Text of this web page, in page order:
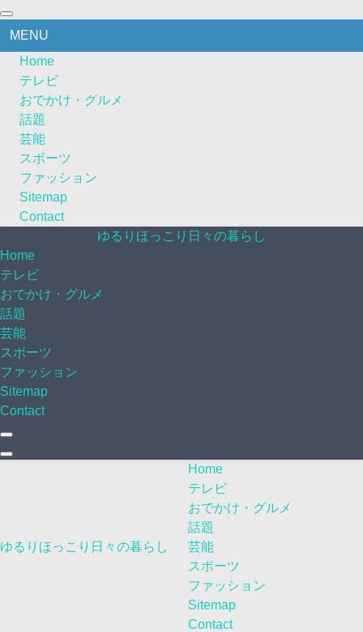
MENU
Home
テレビ
おでかけ・グルメ
話題
芸能
スポーツ
ファッション
Sitemap
Contact
ゆるりほっこり日々の暮らし
Home
テレビ
おでかけ・グルメ
話題
芸能
スポーツ
ファッション
Sitemap
Contact
ゆるりほっこり日々の暮らし
Home
テレビ
おでかけ・グルメ
話題
芸能
スポーツ
ファッション
Sitemap
Contact